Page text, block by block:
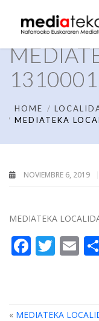
1310001
HOME
MEDIATEKA
NOVIEMBRE 6, 2019
MEDIATEKA
« MEDIATEKA